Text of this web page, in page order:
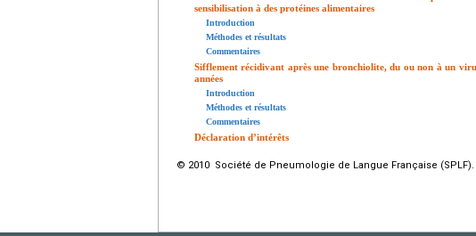
sensibilisation à des protéines alimentaires
Introduction
Méthodes et résultats
Commentaires
Sifflement récidivant après une bronchiolite, du ou non à un
années
Introduction
Méthodes et résultats
Commentaires
Déclaration d’intérêts
© 2010 Société de Pneumologie de Langue Française